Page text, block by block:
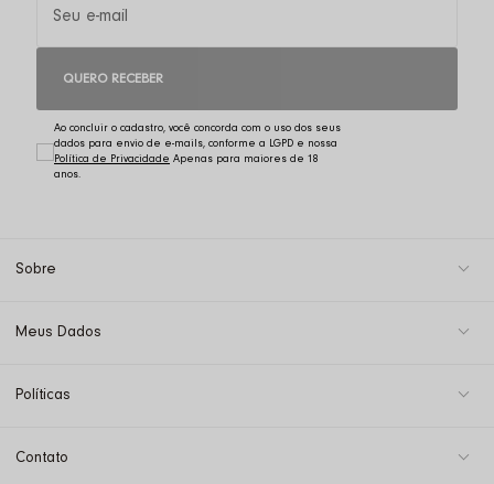
QUERO RECEBER
Ao concluir o cadastro, você concorda com o uso dos seus
dados para envio de e-mails, conforme a LGPD e nossa
Política de Privacidade
Sobre
Meus Dados
Políticas
Contato